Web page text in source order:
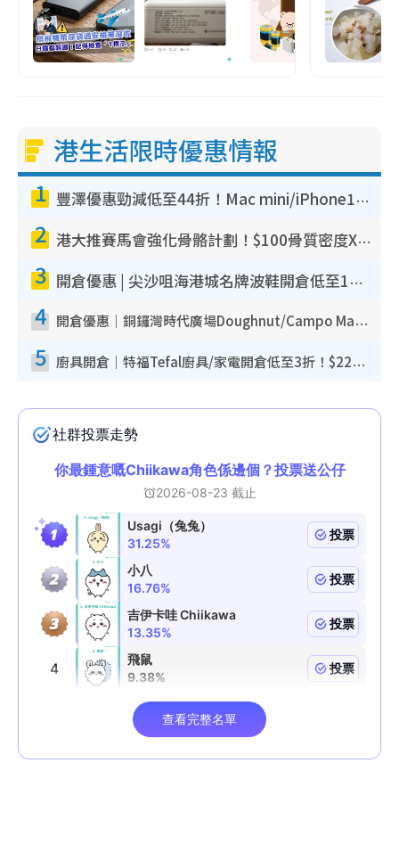
港生活限時優惠情報
1 豐澤優惠勁減低至44折！Mac mini/iPhone17Pro大減價！廚房家電$220起
2 港大推賽馬會強化骨骼計劃！$100骨質密度X光檢查 完成免費運動訓練送超市禮券！附參加資格
3 開倉優惠 | 尖沙咀海港城名牌波鞋開倉低至1折！On鞋$899起／Joy&Peace鞋履$98起
4 開倉優惠｜銅鑼灣時代廣場Doughnut/Campo Marzio開倉低至1折！背囊、書包、手袋劈價$200起
5 廚具開倉｜特福Tefal廚具/家電開倉低至3折！$220起買平底鍋/炒鑊/湯煲！電飯煲/吸塵機/燙斗$418起